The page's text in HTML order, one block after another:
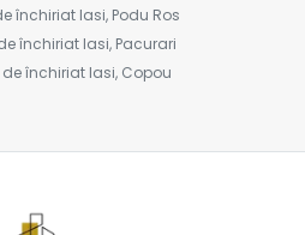
închiriat Iasi, Podu Ros
închiriat Iasi, Pacurari
închiriat Iasi, Copou